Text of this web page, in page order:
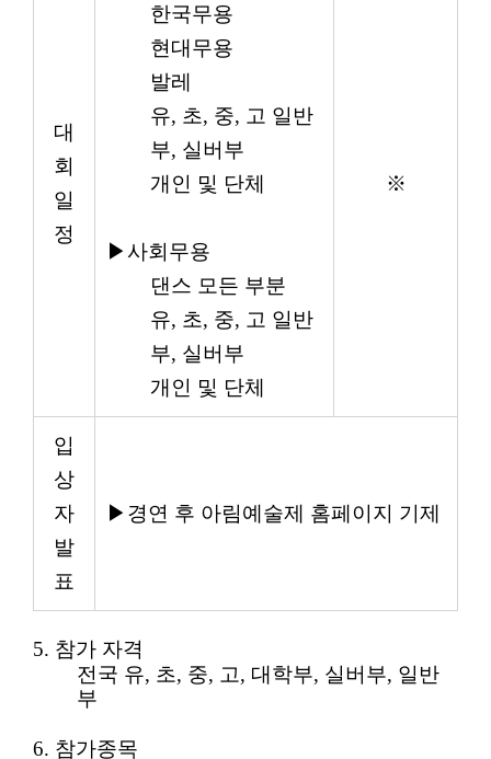
대
회
일
정
한국무용
현대무용
발레
유, 초, 중, 고 일반
부, 실버부
개인 및 단체
▶ 사회무용
댄스 모든 부분
유, 초, 중, 고 일반
부, 실버부
개인 및 단체
※
입
상
자
발
표
▶ 경연 후 아림예술제 홈페이지 기제
5. 참가 자격
전국 유, 초, 중, 고, 대학부, 실버부, 일반
부
6. 참가종목